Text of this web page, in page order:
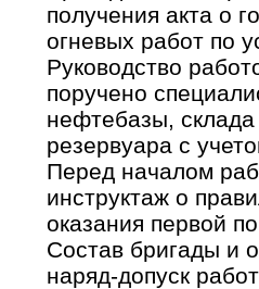
получения акта о
огневых работ по
Руководство
поручено
нефтебазы,
резервуара с
Перед началом
инструктаж о
оказания первой
Состав бригады и
наряд-допуск